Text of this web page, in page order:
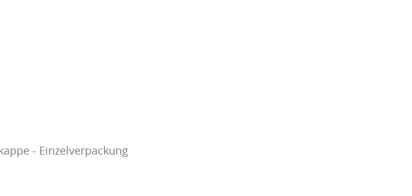
- Einzelverpackung